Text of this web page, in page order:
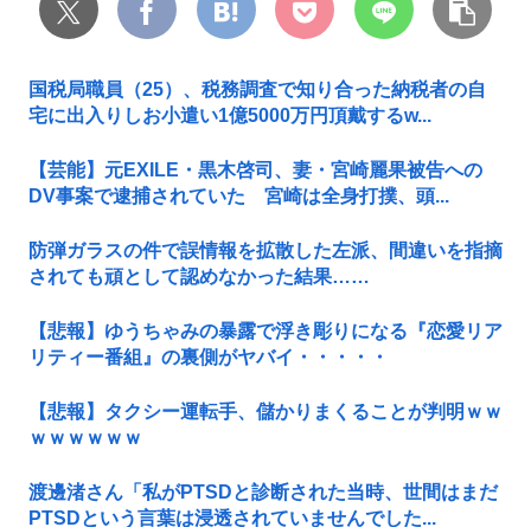
国税局職員（25）、税務調査で知り合った納税者の自
宅に出入りしお小遣い1億5000万円頂戴するw...
【芸能】元EXILE・黒木啓司、妻・宮崎麗果被告への
DV事案で逮捕されていた 宮崎は全身打撲、頭...
防弾ガラスの件で誤情報を拡散した左派、間違いを指摘
されても頑として認めなかった結果……
【悲報】ゆうちゃみの暴露で浮き彫りになる『恋愛リア
リティー番組』の裏側がヤバイ・・・・・
【悲報】タクシー運転手、儲かりまくることが判明ｗｗ
ｗｗｗｗｗｗ
渡邊渚さん「私がPTSDと診断された当時、世間はまだ
PTSDという言葉は浸透されていませんでした...